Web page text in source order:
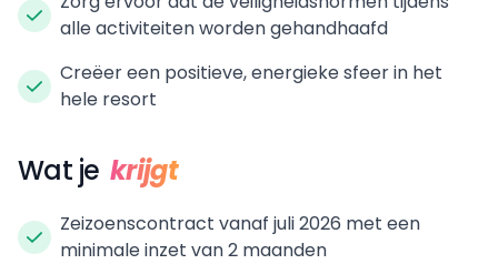
alle activiteiten worden gehandhaafd
Creëer een positieve, energieke sfeer in het
hele resort
Wat je krijgt
Zeizoenscontract vanaf juli 2026 met een
minimale inzet van 2 maanden